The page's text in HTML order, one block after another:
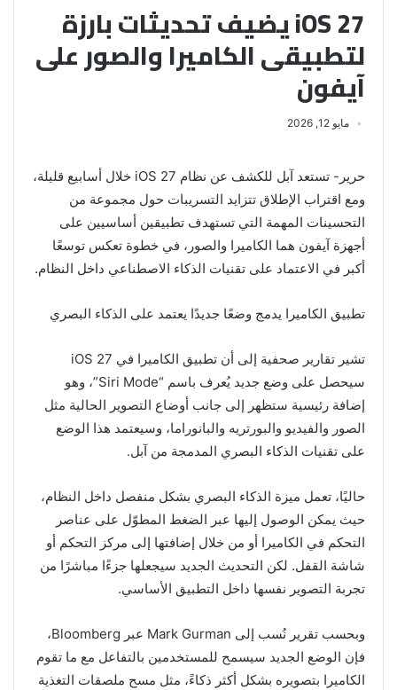
iOS 27 يضيف تحديثات بارزة
لتطبيقى الكاميرا والصور على
آيفون
مايو 12, 2026
حرير- تستعد آبل للكشف عن نظام iOS 27 خلال أسابيع قليلة،
ومع اقتراب الإطلاق تتزايد التسريبات حول مجموعة من
التحسينات المهمة التي تستهدف تطبيقين أساسيين على
أجهزة آيفون هما الكاميرا والصور، في خطوة تعكس توسعًا
أكبر في الاعتماد على تقنيات الذكاء الاصطناعي داخل النظام.
تطبيق الكاميرا يدمج وضعًا جديدًا يعتمد على الذكاء البصري
تشير تقارير صحفية إلى أن تطبيق الكاميرا في iOS 27
سيحصل على وضع جديد يُعرف باسم “Siri Mode”، وهو
إضافة رئيسية ستظهر إلى جانب أوضاع التصوير الحالية مثل
الصور والفيديو والبورتريه والبانوراما، وسيعتمد هذا الوضع
على تقنيات الذكاء البصري المدمجة من آبل.
حاليًا، تعمل ميزة الذكاء البصري بشكل منفصل داخل النظام،
حيث يمكن الوصول إليها عبر الضغط المطوّل على عناصر
التحكم في الكاميرا أو من خلال إضافتها إلى مركز التحكم أو
شاشة القفل. لكن التحديث الجديد سيجعلها جزءًا مباشرًا من
تجربة التصوير نفسها داخل التطبيق الأساسي.
وبحسب تقرير نُسب إلى Mark Gurman عبر Bloomberg،
فإن الوضع الجديد سيسمح للمستخدمين بالتفاعل مع ما تقوم
الكاميرا بتصويره بشكل أكثر ذكاءً، مثل مسح ملصقات التغذية